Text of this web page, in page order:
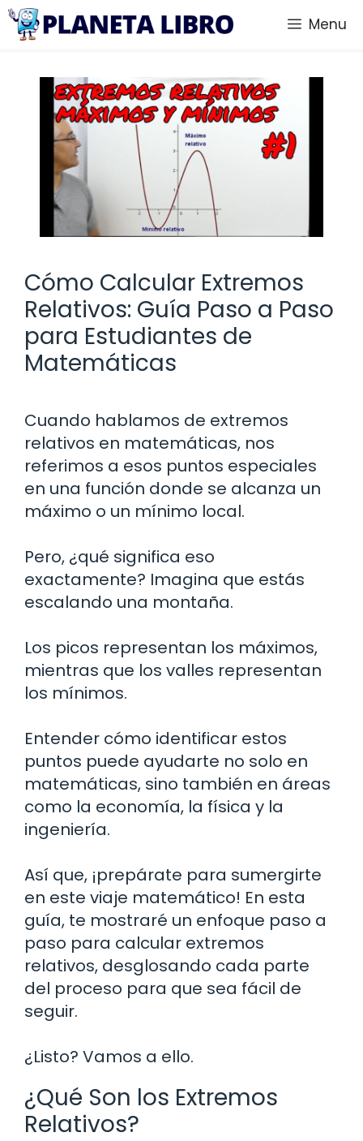
Saltar
Menu
Cómo Calcular Extremos
Relativos: Guía Paso a Paso
para Estudiantes de
Matemáticas
Cuando hablamos de extremos
relativos en matemáticas, nos
referimos a esos puntos especiales
en una función donde se alcanza un
máximo o un mínimo local.
Pero, ¿qué significa eso
exactamente? Imagina que estás
escalando una montaña.
Los picos representan los máximos,
mientras que los valles representan
los mínimos.
Entender cómo identificar estos
puntos puede ayudarte no solo en
matemáticas, sino también en áreas
como la economía, la física y la
ingeniería.
Así que, ¡prepárate para sumergirte
en este viaje matemático! En esta
guía, te mostraré un enfoque paso a
paso para calcular extremos
relativos, desglosando cada parte
del proceso para que sea fácil de
seguir.
¿Listo? Vamos a ello.
¿Qué Son los Extremos
Relativos?